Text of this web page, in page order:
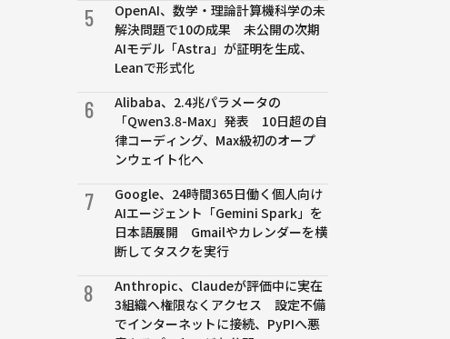
5
OpenAI、数学・理論計算機科学の未
解決問題で10の成果 未公開の次期
AIモデル「Astra」が証明を生成、
Leanで形式化
6
Alibaba、2.4兆パラメータの
「Qwen3.8-Max」発表 10日超の自
律コーディング、Max級初のオープ
ンウェイト化へ
7
Google、24時間365日働く個人向け
AIエージェント「Gemini Spark」を
日本語展開 Gmailやカレンダーを横
断してタスクを実行
8
Anthropic、Claudeが評価中に実在
3組織へ権限なくアクセス 設定不備
でインターネットに接続、PyPIへ悪